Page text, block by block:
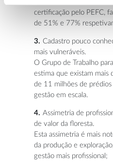
certificação pelo PEFC,
de 51% e 77%
Cadastro pouco
mais vulneráveis.
O Grupo de Trabalho
estima que existam mais
de 11 milhões de
gestão em escala.
Assimetria de
de valor da floresta.
Esta assimetria é mais
da produção e
gestão mais profissional;